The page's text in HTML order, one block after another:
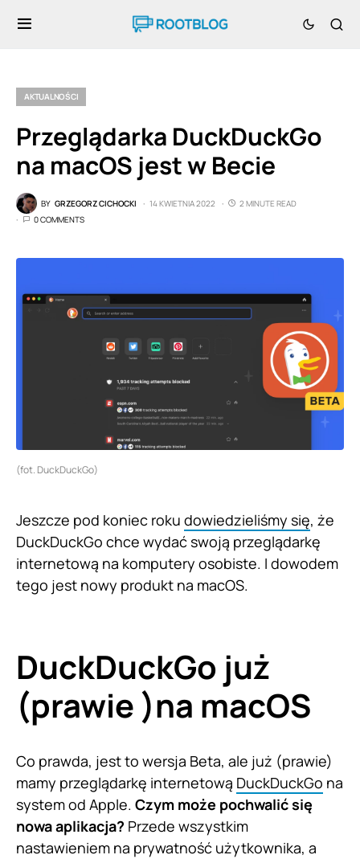
AKTUALNOŚCI
Przeglądarka DuckDuckGo
na macOS jest w Becie
BY GRZEGORZ CICHOCKI 14 KWIETNIA 2022
2 MINUTE READ
0 COMMENTS
(fot. DuckDuckGo)
Jeszcze pod koniec roku dowiedzieliśmy się, że
DuckDuckGo chce wydać swoją przeglądarkę
internetową na komputery osobiste. I dowodem
tego jest nowy produkt na macOS.
DuckDuckGo już
(prawie )na macOS
Co prawda, jest to wersja Beta, ale już (prawie)
mamy przeglądarkę internetową DuckDuckGo na
system od Apple. Czym może pochwalić się
nowa aplikacja? Przede wszystkim
nastawieniem na prywatność użytkownika, a